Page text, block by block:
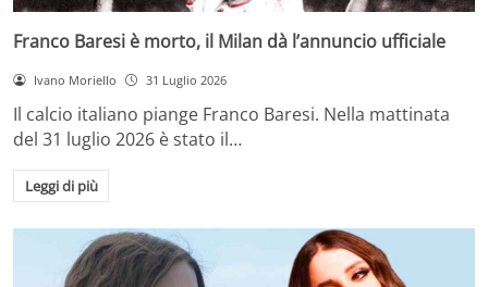
Franco Baresi è morto, il Milan dà l’annuncio ufficiale
Ivano Moriello 31 Luglio 2026
Il calcio italiano piange Franco Baresi. Nella mattinata
del 31 luglio 2026 è stato il…
Leggi di più